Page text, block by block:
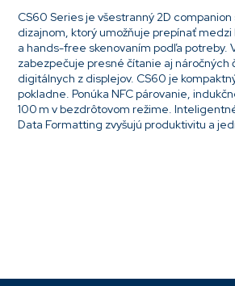
CS60 Series je všestranný 2D
dizajnom, ktorý umožňuje prepínať
a hands-free skenovaním podľa potreby.
zabezpečuje presné čítanie aj
digitálnych z displejov. CS60 je
pokladne. Ponúka NFC párovanie,
100 m v bezdrôtovom režime.
Data Formatting zvyšujú produktivitu a